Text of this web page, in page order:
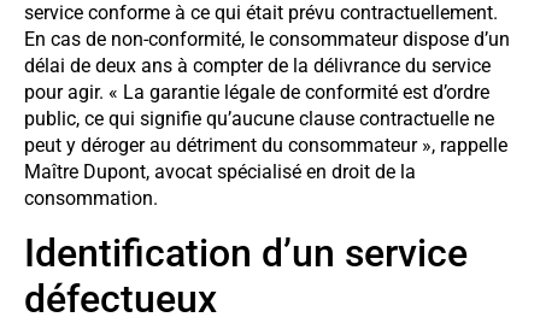
service conforme à ce qui était prévu contractuellement.
En cas de non-conformité, le consommateur dispose d’un
délai de deux ans à compter de la délivrance du service
pour agir. « La garantie légale de conformité est d’ordre
public, ce qui signifie qu’aucune clause contractuelle ne
peut y déroger au détriment du consommateur », rappelle
Maître Dupont, avocat spécialisé en droit de la
consommation.
Identification d’un service
défectueux